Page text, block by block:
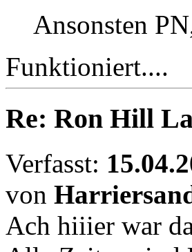
Ansonsten
Funktioniert....
Re: Ron Hill
Verfasst:
von
Ach hiiier war